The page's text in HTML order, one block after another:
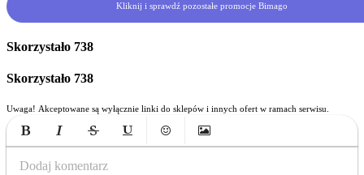
Kliknij i sprawdź pozostałe promocje Bimago
Skorzystało 738
Skorzystało 738
Uwaga! Akceptowane są wyłącznie linki do sklepów i innych ofert w ramach serwisu.
Bold Italic Strikethrough
UnderlineEmoticonsInsert Image
Dodaj komentarz